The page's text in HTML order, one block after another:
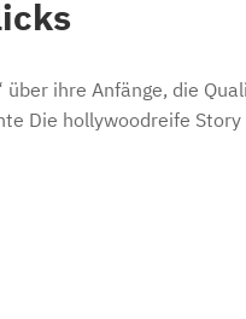
über ihre Anfänge, die
Die hollywoodreife Story